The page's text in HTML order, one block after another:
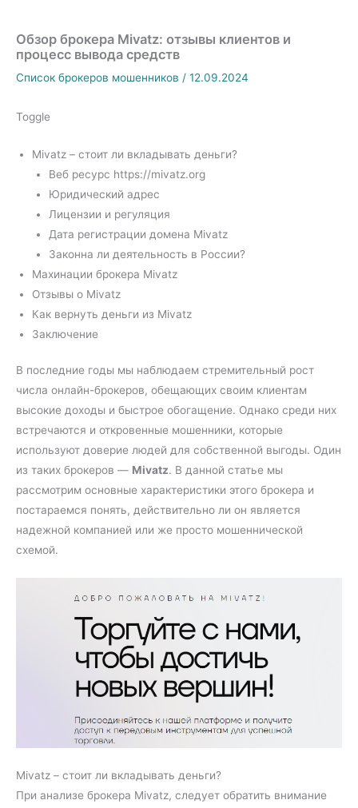
Обзор брокера Mivatz: отзывы клиентов и
процесс вывода средств
Список брокеров мошенников / 12.09.2024
Toggle
Mivatz – стоит ли вкладывать деньги?
Веб ресурс https://mivatz.org
Юридический адрес
Лицензии и регуляция
Дата регистрации домена Mivatz
Законна ли деятельность в России?
Махинации брокера Mivatz
Отзывы о Mivatz
Как вернуть деньги из Mivatz
Заключение
В последние годы мы наблюдаем стремительный рост
числа онлайн-брокеров, обещающих своим клиентам
высокие доходы и быстрое обогащение. Однако среди них
встречаются и откровенные мошенники, которые
используют доверие людей для собственной выгоды. Один
из таких брокеров — Mivatz. В данной статье мы
рассмотрим основные характеристики этого брокера и
постараемся понять, действительно ли он является
надежной компанией или же просто мошеннической
схемой.
Mivatz – стоит ли вкладывать деньги?
При анализе брокера Mivatz, следует обратить внимание